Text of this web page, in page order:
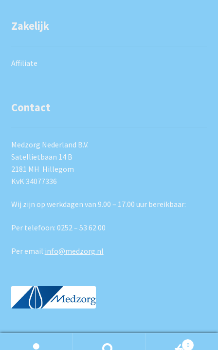
Zakelijk
Affiliate
Contact
Medzorg Nederland B.V.
Satellietbaan 14 B
2181 MH Hillegom
KvK 34077336
Wij zijn op werkdagen van 9.00 – 17.00 uur bereikbaar:
Per telefoon: 0252 – 53 62 00
Per email:info@medzorg.nl
0